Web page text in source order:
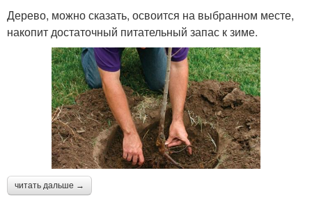
Дерево, можно сказать, освоится на выбранном месте,
накопит достаточный питательный запас к зиме.
читать дальше →